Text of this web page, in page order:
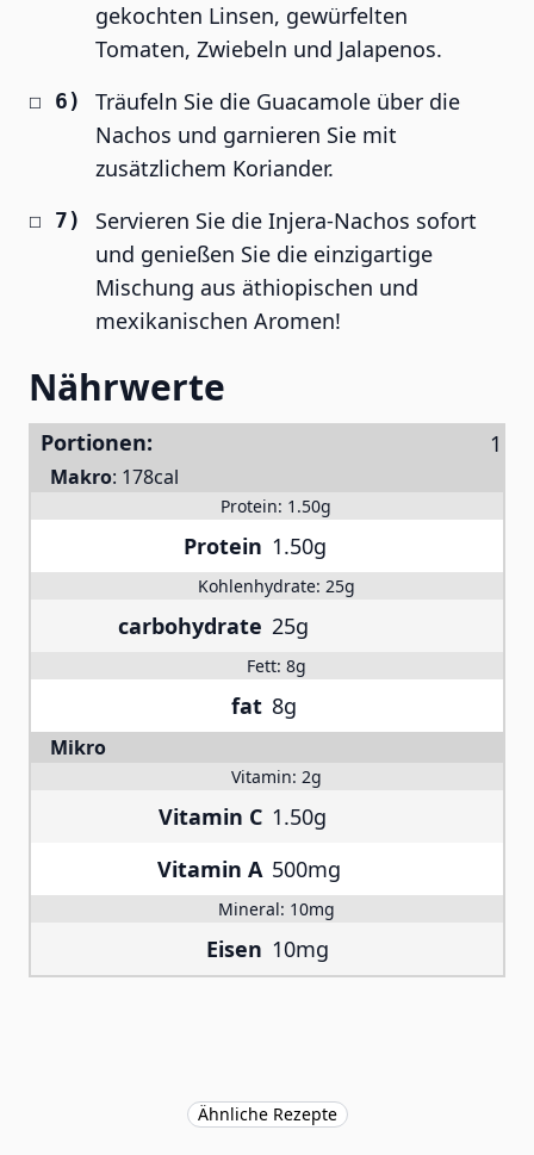
gekochten Linsen, gewürfelten
Tomaten, Zwiebeln und Jalapenos.
Träufeln Sie die Guacamole über die
Nachos und garnieren Sie mit
zusätzlichem Koriander.
Servieren Sie die Injera-Nachos sofort
und genießen Sie die einzigartige
Mischung aus äthiopischen und
mexikanischen Aromen!
Nährwerte
Portionen:
Makro: 178cal
Protein: 1.50g
Protein 1.50g
Kohlenhydrate: 25g
carbohydrate 25g
Fett: 8g
fat 8g
Mikro
Vitamin: 2g
Vitamin C 1.50g
Vitamin A 500mg
Mineral: 10mg
Eisen 10mg
Ähnliche Rezepte